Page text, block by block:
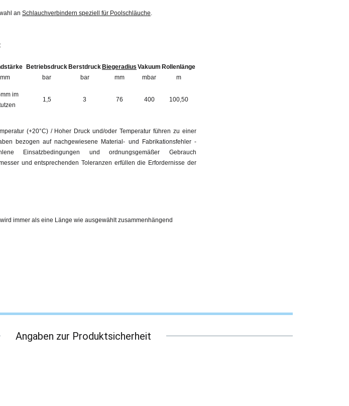
an Schlauchverbindern speziell für Poolschläuche.
mm
Betriebsdruck
bar
Berstdruck
bar
Biegeradius
mm
Vakuum
mbar
Rollenlänge
m
im
1,5 3 76 400 100,50
(+20°C) / Hoher Druck und/oder Temperatur führen zu einer
bezogen auf nachgewiesene Material- und Fabrikationsfehler -
Einsatzbedingungen und ordnungsgemäßer Gebrauch
und entsprechenden Toleranzen erfüllen die Erfordernisse der
immer als eine Länge wie ausgewählt zusammenhängend
Angaben zur Produktsicherheit